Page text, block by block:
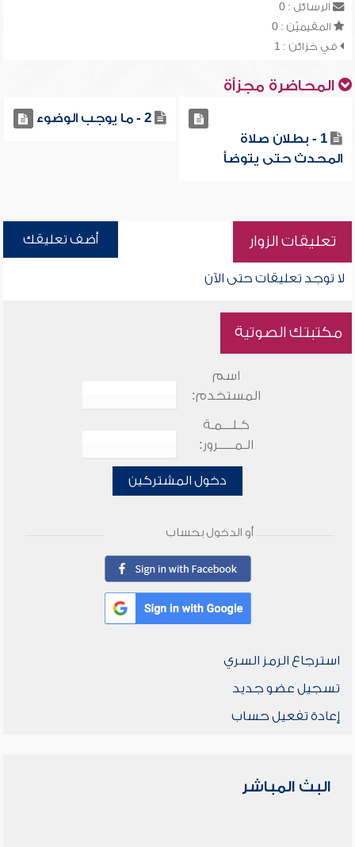
الرسائل : 0
المقيميّن : 0
في خزائن : 1
المحاضرة مجزأة
1 - بطلان صلاة
المحدث حتى يتوضأ
2 - ما يوجب الوضوء
تعليقات الزوار أضف تعليقك
لا توجد تعليقات حتى الآن
مكتبتك الصوتية
اسم
المستخدم:
كـلـــمـة
الـمـــــرور:
دخول المشتركين
أو الدخول بحساب
استرجاع الرمز السري
تسجيل عضو جديد
إعادة تفعيل حساب
البث المباشر